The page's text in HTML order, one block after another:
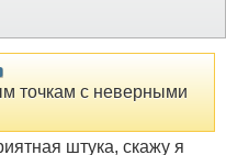
точкам с неверными
штука, скажу я